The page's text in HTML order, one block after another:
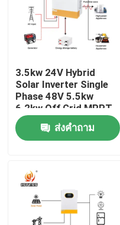
ทัวร์โรงงาน
การควบคุมคุณภาพ
ติดต่อเรา
ข่าว
ขอทุน
ไดรฟ์ความถี่ตัวแปร VFD
3.5kw 24V Hybrid
Solar Inverter Single
Phase 48V 5.5kw
6.2kw Off Grid MPPT
Pure Sine Wave With
Lithium Battery
Activation
ส่งคำถาม